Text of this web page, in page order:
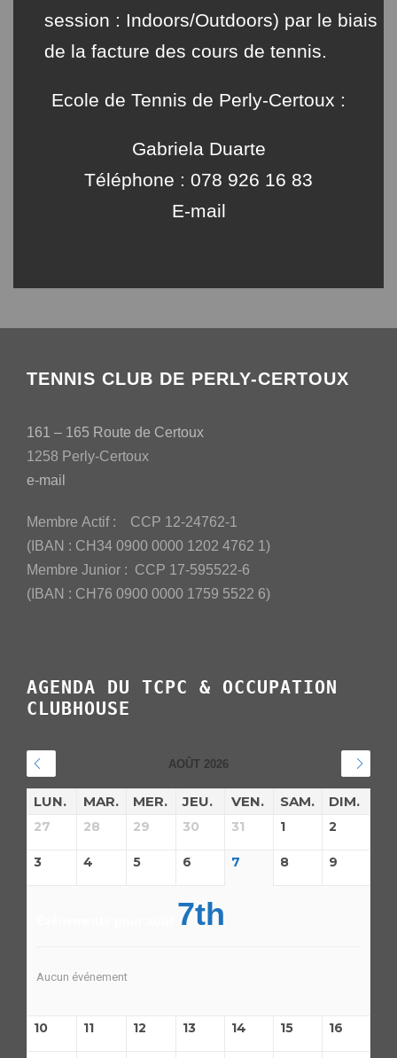
session : Indoors/Outdoors) par le biais
de la facture des cours de tennis.
Ecole de Tennis de Perly-Certoux :
Gabriela Duarte
Téléphone : 078 926 16 83
E-mail
TENNIS CLUB DE PERLY-CERTOUX
161 – 165 Route de Certoux
1258 Perly-Certoux
e-mail
Membre Actif : CCP 12-24762-1
(IBAN : CH34 0900 0000 1202 4762 1)
Membre Junior : CCP 17-595522-6
(IBAN : CH76 0900 0000 1759 5522 6)
AGENDA DU TCPC & OCCUPATION
CLUBHOUSE
AOÛT 2026
LUN. MAR. MER. JEU. VEN. SAM. DIM.
27 28 29 30 31 1 2
3 4 5 6 7 8 9
7th
Aucun événement
10 11 12 13 14 15 16